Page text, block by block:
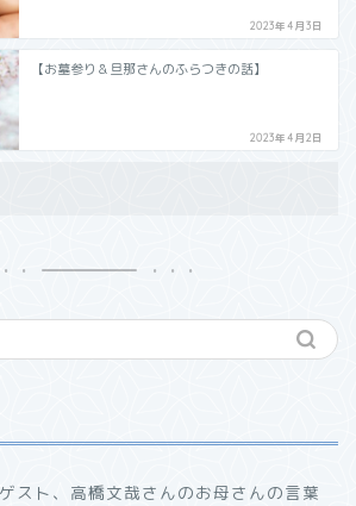
2023年4月3日
【お墓参り＆旦那さんのふらつきの話】
2023年4月2日
スト、高橋文哉さんのお母さんの言葉